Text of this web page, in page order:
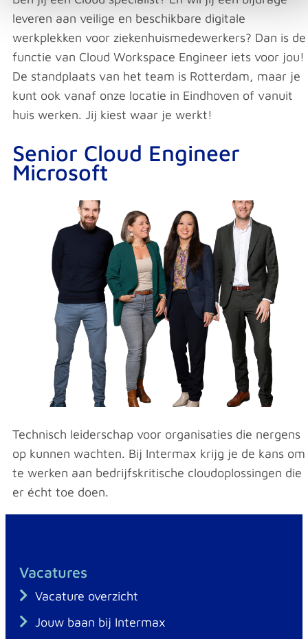
leveren aan veilige en beschikbare digitale
werkplekken voor ziekenhuismedewerkers? Dan is de
functie van Cloud Workspace Engineer iets voor jou!
De standplaats van het team is Rotterdam, maar je
kunt ook vanaf onze locatie in Eindhoven of vanuit
huis werken. Jij kiest waar je werkt!
Senior Cloud Engineer
Microsoft
Technisch leiderschap voor organisaties die nergens
op kunnen wachten. Bij Intermax krijg je de kans om
te werken aan bedrijfskritische cloudoplossingen die
er écht toe doen.
Vacatures
Vacature overzicht
Jouw baan bij Intermax